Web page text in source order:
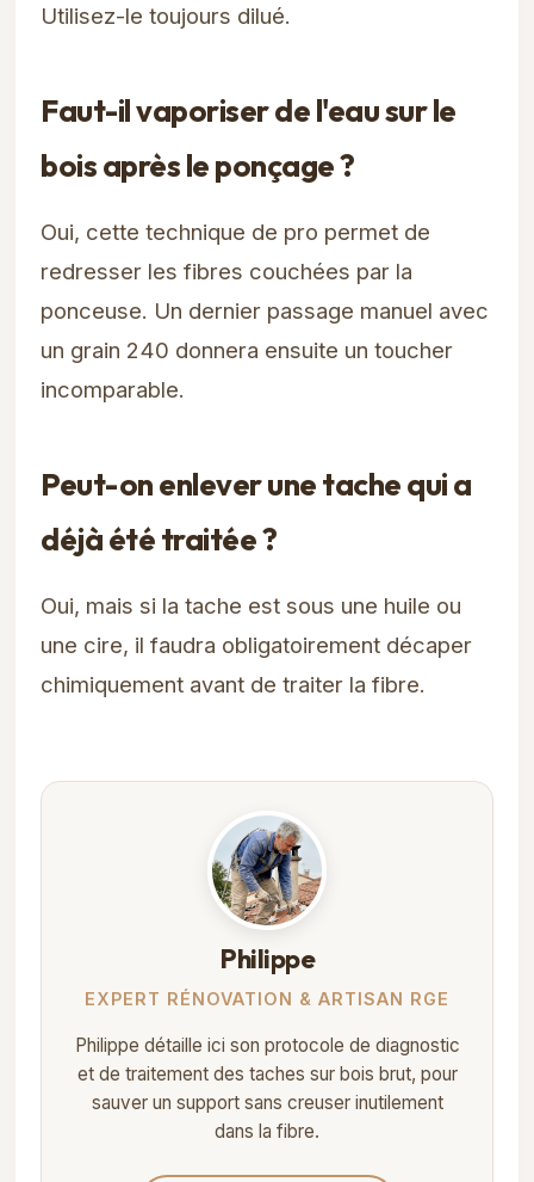
Utilisez-le toujours dilué.
Faut-il vaporiser de l'eau sur le
bois après le ponçage ?
Oui, cette technique de pro permet de
redresser les fibres couchées par la
ponceuse. Un dernier passage manuel avec
un grain 240 donnera ensuite un toucher
incomparable.
Peut-on enlever une tache qui a
déjà été traitée ?
Oui, mais si la tache est sous une huile ou
une cire, il faudra obligatoirement décaper
chimiquement avant de traiter la fibre.
Philippe
EXPERT RÉNOVATION & ARTISAN RGE
Philippe détaille ici son protocole de diagnostic
et de traitement des taches sur bois brut, pour
sauver un support sans creuser inutilement
dans la fibre.